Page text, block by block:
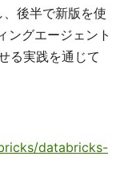
後半で新版を使
ングエージェント
る実践を通じて
databricks-